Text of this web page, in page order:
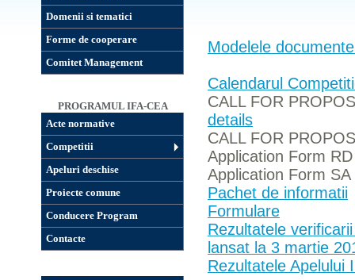
Modelele
Calendarul
CALL FOR
details
CALL FOR
Application Form
Application Form
Pachet de informatii
Formulare
Rezultatele
lansat la 3 martie
Rezultatele Apelului
Domenii si tematici
Forme de cooperare
Comitet Management
PROGRAMUL IFA-CEA
Acte normative
Competitii
Apeluri deschise
Proiecte comune
Conducere Program
Contacte